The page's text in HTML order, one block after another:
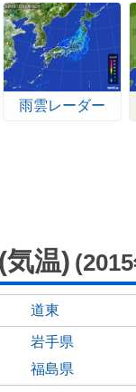
雨雲レーダー
温)
道東
岩手県
福島県